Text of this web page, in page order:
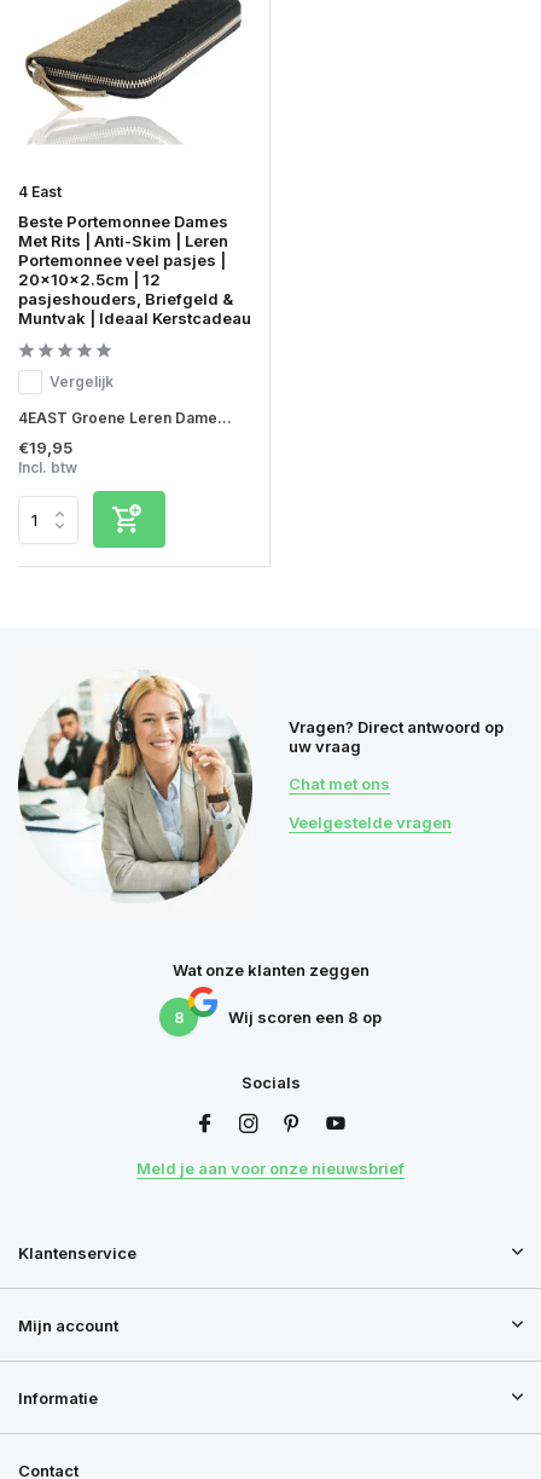
4 East
Beste Portemonnee Dames
Met Rits | Anti-Skim | Leren
Portemonnee veel pasjes |
20x10x2.5cm | 12
pasjeshouders, Briefgeld &
Muntvak | Ideaal Kerstcadeau
Vergelijk
4EAST Groene Leren Dame...
€19,95
Incl. btw
Vragen? Direct antwoord op
uw vraag
Chat met ons
Veelgestelde vragen
Wat onze klanten zeggen
8 Wij scoren een 8 op
Socials
Meld je aan voor onze nieuwsbrief
Klantenservice
Mijn account
Informatie
Contact